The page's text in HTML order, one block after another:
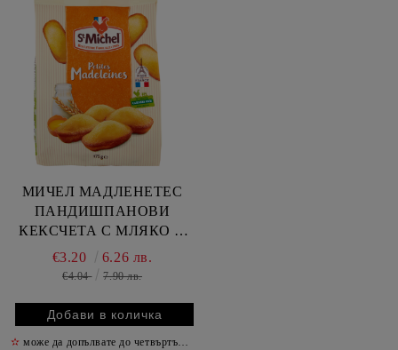
МИЧЕЛ МАДЛЕНЕТЕС
ПАНДИШПАНОВИ
КЕКСЧЕТА С МЛЯКО И
ЯЙЦА 175 ГР
€3.20 6.26 лв.
€4.04 7.90 лв.
✫ може да допълвате до четвъртък включително